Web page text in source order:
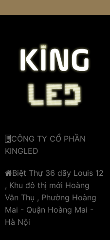
CÔNG TY CỔ PHẦN
KINGLED
Biệt Thự 36 dãy Louis 12
, Khu đô thị mới Hoàng
Văn Thụ , Phường Hoàng
Mai - Quận Hoàng Mai -
Hà Nội